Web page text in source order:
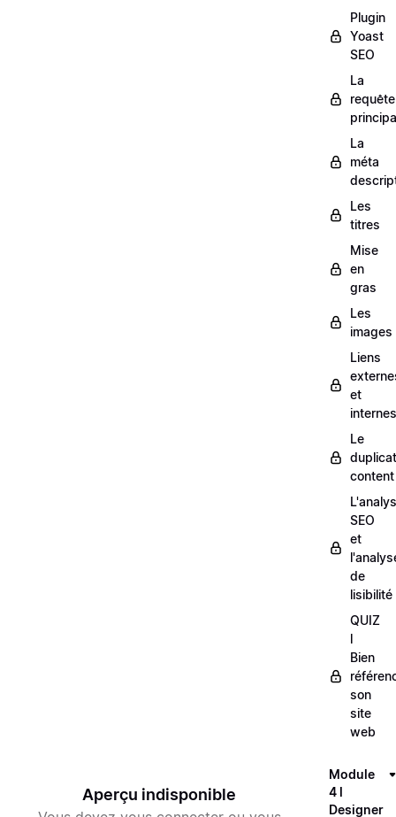
Aperçu indisponible
Plugin
Yoast
SEO
La
requête
La
méta
Les
titres
Mise
en
gras
Les
images
Liens
et
internes
Le
content
SEO
et
de
lisibilité
QUIZ
l
Bien
son
site
web
Module
4 l
Designer